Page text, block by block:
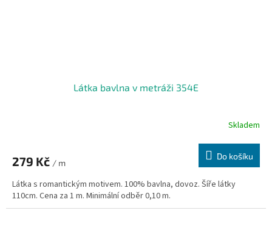
Látka bavlna v metráži 354E
Skladem
279 Kč / m
Do košíku
Látka s romantickým motivem. 100% bavlna, dovoz. Šíře látky
110cm. Cena za 1 m. Minimální odběr 0,10 m.